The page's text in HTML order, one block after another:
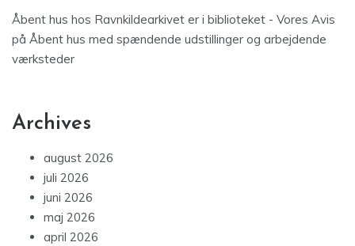
Åbent hus hos Ravnkildearkivet er i biblioteket - Vores Avis
på Åbent hus med spændende udstillinger og arbejdende
værksteder
Archives
august 2026
juli 2026
juni 2026
maj 2026
april 2026